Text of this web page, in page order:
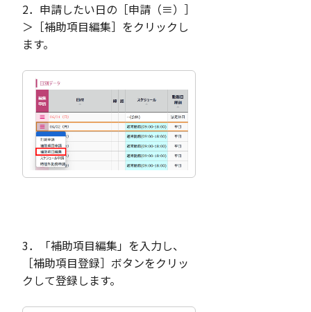
2．申請したい日の［申請（≡）］
＞［補助項目編集］をクリックし
ます。
3．「補助項目編集」を入力し、
［補助項目登録］ボタンをクリッ
クして登録します。